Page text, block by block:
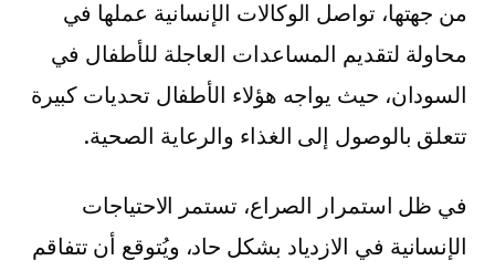
من جهتها، تواصل الوكالات الإنسانية عملها في
محاولة لتقديم المساعدات العاجلة للأطفال في
السودان، حيث يواجه هؤلاء الأطفال تحديات كبيرة
تتعلق بالوصول إلى الغذاء والرعاية الصحية.
في ظل استمرار الصراع، تستمر الاحتياجات
الإنسانية في الازدياد بشكل حاد، ويُتوقع أن تتفاقم